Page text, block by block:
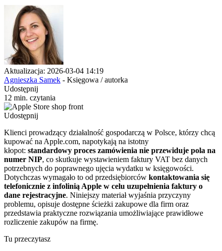
Aktualizacja: 2026-03-04 14:19
Agnieszka Samek - Księgowa / autorka
Udostępnij
12 min. czytania
Udostępnij
Klienci prowadzący działalność gospodarczą w Polsce, którzy chcą
kupować na Apple.com, napotykają na istotny
kłopot: standardowy proces zamówienia nie przewiduje pola na
numer NIP, co skutkuje wystawieniem faktury VAT bez danych
potrzebnych do poprawnego ujęcia wydatku w księgowości.
Dotychczas wymagało to od przedsiębiorców kontaktowania się
telefonicznie z infolinią Apple w celu uzupełnienia faktury o
dane rejestracyjne. Niniejszy materiał wyjaśnia przyczyny
problemu, opisuje dostępne ścieżki zakupowe dla firm oraz
przedstawia praktyczne rozwiązania umożliwiające prawidłowe
rozliczenie zakupów na firmę.
Tu przeczytasz